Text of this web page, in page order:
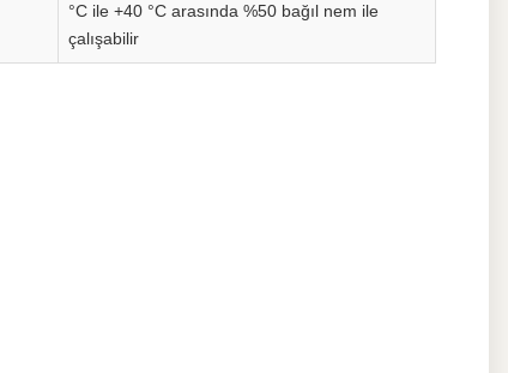
°C ile +40 °C arasında %50 bağıl nem ile
çalışabilir